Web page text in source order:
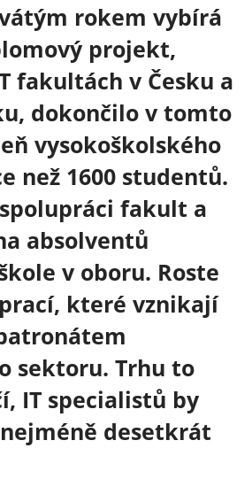
rokem vybírá
projekt,
fakultách v Česku a
dokončilo v tomto
vysokoškolského
než 1600 studentů.
fakult a
absolventů
v oboru. Roste
které vznikají
sektoru. Trhu to
IT specialistů by
desetkrát